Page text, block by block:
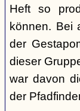
Heft so
können. Bei
der
dieser
war davon
der